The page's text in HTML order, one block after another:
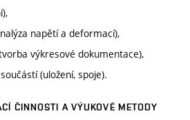
napětí a deformací),
výkresové dokumentace),
(uložení, spoje).
ČINNOSTI A VÝUKOVÉ METODY